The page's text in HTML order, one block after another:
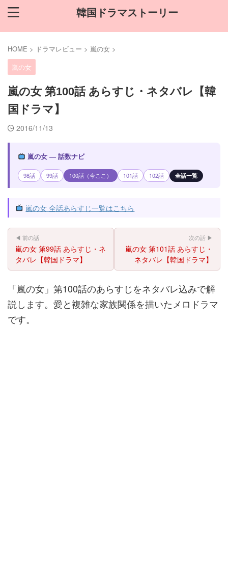
韓国ドラマストーリー
HOME > ドラマレビュー > 嵐の女 >
嵐の女
嵐の女 第100話 あらすじ・ネタバレ【韓
国ドラマ】
2016/11/13
嵐の女 — 話数ナビ
98話 99話 100話（今ここ） 101話 102話 全話一覧
嵐の女 全話あらすじ一覧はこちら
◀ 前の話
嵐の女 第99話 あらすじ・ネ
タバレ【韓国ドラマ】
次の話 ▶
嵐の女 第101話 あらすじ・
ネタバレ【韓国ドラマ】
「嵐の女」第100話のあらすじをネタバレ込みで解
説します。愛と複雑な家族関係を描いたメロドラマ
です。